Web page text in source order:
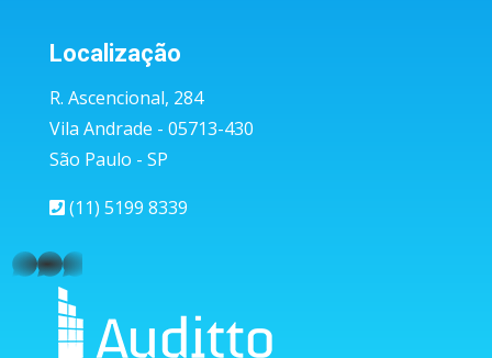
Localização
R. Ascencional, 284
Vila Andrade - 05713-430
São Paulo - SP
(11) 5199 8339
whatsapp